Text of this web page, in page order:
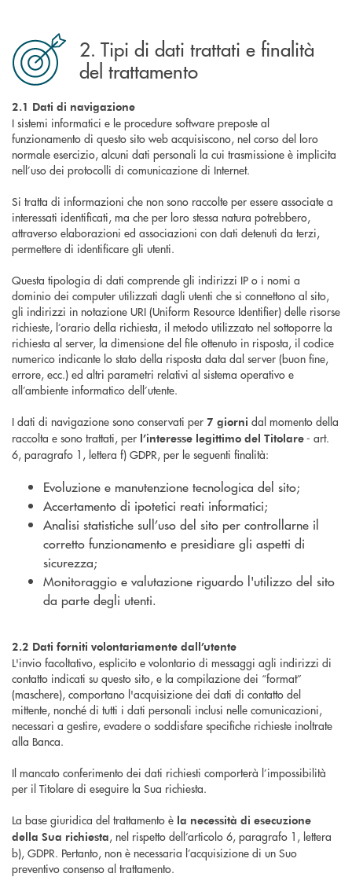
2. Tipi di dati trattati e finalità
del trattamento
2.1 Dati di navigazione
I sistemi informatici e le procedure software preposte al
funzionamento di questo sito web acquisiscono, nel corso del loro
normale esercizio, alcuni dati personali la cui trasmissione è implicita
nell’uso dei protocolli di comunicazione di Internet.
Si tratta di informazioni che non sono raccolte per essere associate a
interessati identificati, ma che per loro stessa natura potrebbero,
attraverso elaborazioni ed associazioni con dati detenuti da terzi,
permettere di identificare gli utenti.
Questa tipologia di dati comprende gli indirizzi IP o i nomi a
dominio dei computer utilizzati dagli utenti che si connettono al sito,
gli indirizzi in notazione URI (Uniform Resource Identifier) delle risorse
richieste, l’orario della richiesta, il metodo utilizzato nel sottoporre la
richiesta al server, la dimensione del file ottenuto in risposta, il codice
numerico indicante lo stato della risposta data dal server (buon fine,
errore, ecc.) ed altri parametri relativi al sistema operativo e
all’ambiente informatico dell’utente.
I dati di navigazione sono conservati per 7 giorni dal momento della
raccolta e sono trattati, per l’interesse legittimo del Titolare- art.
6, paragrafo 1, lettera f) GDPR, per le seguenti finalità:
Evoluzione e manutenzione tecnologica del sito;
Accertamento di ipotetici reati informatici;
Analisi statistiche sull’uso del sito per controllarne il
corretto funzionamento e presidiare gli aspetti di
sicurezza;
Monitoraggio e valutazione riguardo l'utilizzo del sito
da parte degli utenti.
2.2 Dati forniti volontariamente dall’utente
L'invio facoltativo, esplicito e volontario di messaggi agli indirizzi di
contatto indicati su questo sito, e la compilazione dei “format”
(maschere), comportano l'acquisizione dei dati di contatto del
mittente, nonché di tutti i dati personali inclusi nelle comunicazioni,
necessari a gestire, evadere o soddisfare specifiche richieste inoltrate
alla Banca.
Il mancato conferimento dei dati richiesti comporterà l’impossibilità
per il Titolare di eseguire la Sua richiesta.
La base giuridica del trattamento è la necessità di esecuzione
della Sua richiesta, nel rispetto dell’articolo 6, paragrafo 1, lettera
b), GDPR. Pertanto, non è necessaria l’acquisizione di un Suo
preventivo consenso al trattamento.